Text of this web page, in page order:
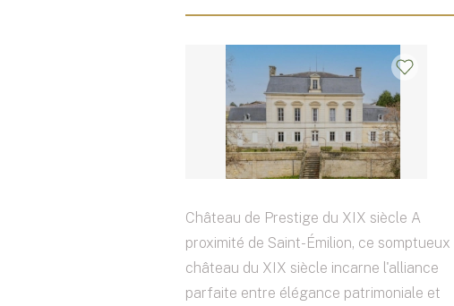
Château de Prestige du XIX siècle A
proximité de Saint-Émilion, ce somptueux
château du XIX siècle incarne l'alliance
parfaite entre élégance patrimoniale et